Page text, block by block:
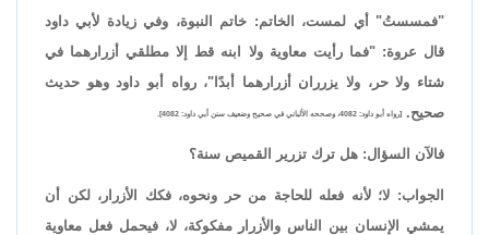
"فمسستُ" أي لمست، الخاتم: خاتم النبوة، وفي زيادة لأبي داود
قال عروة: "فما رأيت معاوية ولا ابنه قط إلا مطلقي أزرارهما في
شتاء ولا حر، ولا يزرران أزرارهما أبدًا"، رواه أبو داود وهو حديث
صحيح. [رواه أبو داود: 4082، وصححه الألباني في صحيح وضعيف سنن أبي داود: 4082].
فالآن السؤال: هل ترك تزرير القميص سنة؟
الجواب: لا؛ لأنه فعله للحاجة من حر ونحوه، فكك الأزرار، لكن أن
يمشي الإنسان بين الناس والأزرار مفكوكة، لا، فيحمل فعل معاوية